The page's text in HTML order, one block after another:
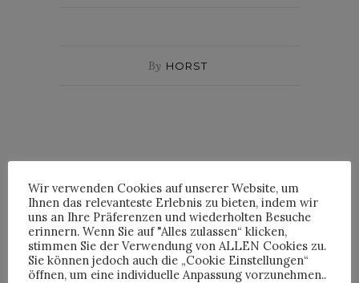
By HORST
INTERVIEWS
TRIXIE MATTEL IM
Wir verwenden Cookies auf unserer Website, um
Ihnen das relevanteste Erlebnis zu bieten, indem wir
uns an Ihre Präferenzen und wiederholten Besuche
erinnern. Wenn Sie auf "Alles zulassen“ klicken,
stimmen Sie der Verwendung von ALLEN Cookies zu.
Sie können jedoch auch die „Cookie Einstellungen“
öffnen, um eine individuelle Anpassung vorzunehmen..